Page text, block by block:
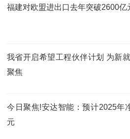
福建对欧盟进出口去年突破2600亿
我省开启希望工程伙伴计划 为新
聚焦
今日聚焦!安达智能：预计2025年
元